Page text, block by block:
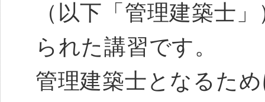
（以下「管理建築士
られた講習です。
管理建築士となるた